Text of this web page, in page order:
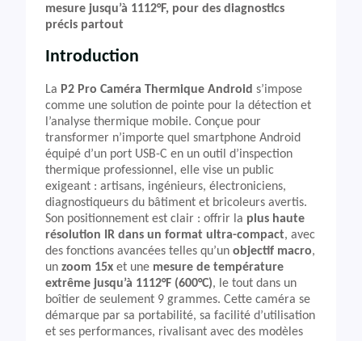
mesure jusqu’à 1112°F, pour des diagnostics
précis partout
Introduction
La P2 Pro Caméra Thermique Android s’impose
comme une solution de pointe pour la détection et
l’analyse thermique mobile. Conçue pour
transformer n’importe quel smartphone Android
équipé d’un port USB-C en un outil d’inspection
thermique professionnel, elle vise un public
exigeant : artisans, ingénieurs, électroniciens,
diagnostiqueurs du bâtiment et bricoleurs avertis.
Son positionnement est clair : offrir la plus haute
résolution IR dans un format ultra-compact, avec
des fonctions avancées telles qu’un objectif macro,
un zoom 15x et une mesure de température
extrême jusqu’à 1112°F (600°C), le tout dans un
boîtier de seulement 9 grammes. Cette caméra se
démarque par sa portabilité, sa facilité d’utilisation
et ses performances, rivalisant avec des modèles